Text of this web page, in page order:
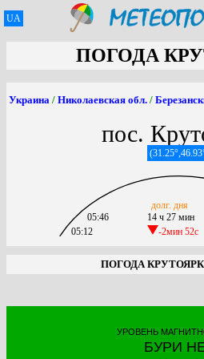
UA
ПОГОДА
Украина / Николаевская обл. /
пос.
05:12
05:46
14 ч 27 мин
-2мин 52c
долг. дня
ПОГОДА
УРОВЕНЬ
БУРИ